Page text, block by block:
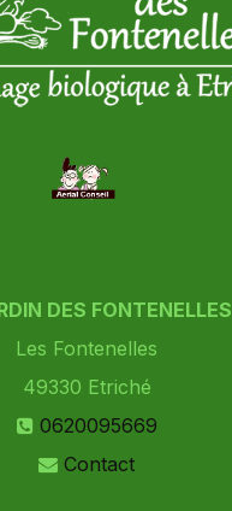
DES FONTENELLES
Les Fontenelles
49330 Etriché
0620095669
Contact